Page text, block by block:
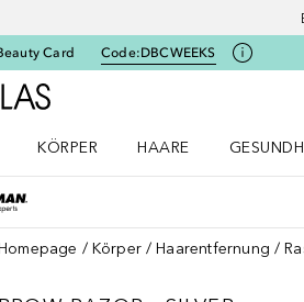
Card Code:DBCWEEKS
Zur Douglas Startseite
KÖRPER
HAARE
Körper Haarentfernung